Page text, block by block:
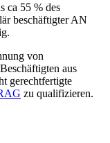
ca 55 % des
beschäftigter AN
von
aus
gerechtfertigte
zu qualifizieren.